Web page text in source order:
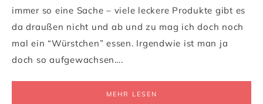
immer so eine Sache – viele leckere Produkte gibt es
da draußen nicht und ab und zu mag ich doch noch
mal ein “Würstchen” essen. Irgendwie ist man ja
doch so aufgewachsen….
MEHR LESEN